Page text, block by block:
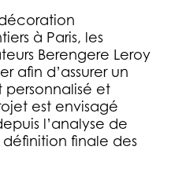
à Paris, les
Berengere Leroy
afin d’assurer un
et
est envisagé
l’analyse de
définition finale des